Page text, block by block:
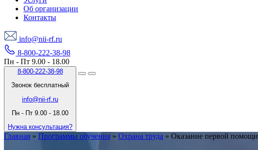
Об организации
Контакты
info@nii-rf.ru
8-800-222-38-98
Пн - Пт 9.00 - 18.00
8-800-222-38-98
Звонок бесплатный
info@nii-rf.ru
Пн - Пт 9.00 - 18.00
Нужна консультация?
Главная » Программы обучения » Охрана труда » Оказание первой помощи